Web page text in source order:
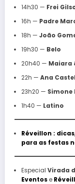
14h30 — Frei
16h — Padre
18h — João
19h30 — Belo
20h40 — Maiara
22h — Ana
23h20 — Simone
1h40 — Latino
Réveillon :
para as festas
Especial Virada
Eventose